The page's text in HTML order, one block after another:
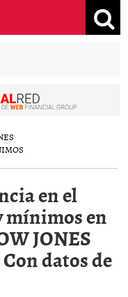
en el
mínimos en
JONES
datos de